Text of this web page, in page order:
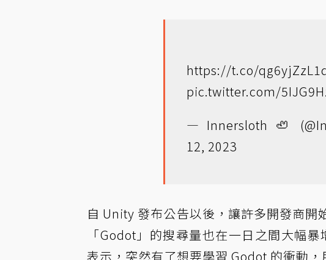
https://t.co/
pic.twitter.com/
— Innersloth 🦥
12, 2023
自 Unity 發布公告以後，讓許多開發商
「Godot」的搜尋量也在一日之間大幅
表示，突然有了想要學習 Godot 的衝動，